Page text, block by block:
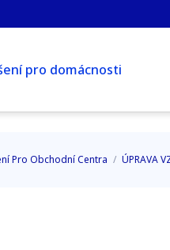
pro domácnosti
Pro Obchodní Centra / ÚPRAVA